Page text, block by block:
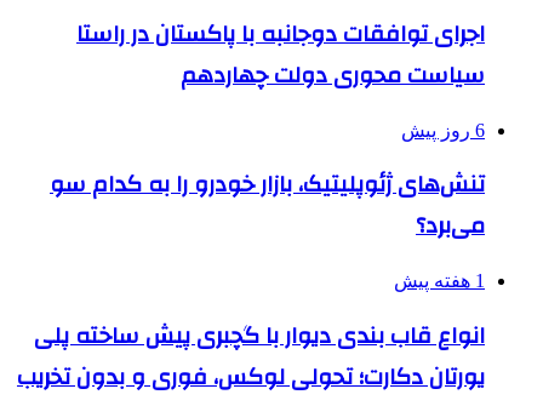
اجرای توافقات دوجانبه با پاکستان در راستا
سیاست محوری دولت چهاردهم
6 روز پیش
تنش‌های ژئوپلیتیک، بازار خودرو را به کدام سو
می‌برد؟
1 هفته پیش
انواع قاب بندی دیوار با گچبری پیش ساخته پلی
یورتان دکارت؛ تحولی لوکس، فوری و بدون تخریب